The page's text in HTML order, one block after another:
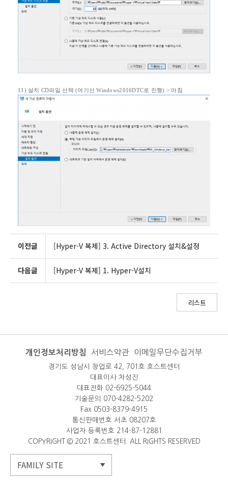
11)설치 CD파일 선택 (여기선 Windows2016DTC로 진행) > 마침
이전글 [Hyper-V 복제] 3. Active Directory 설치&설정
다음글 [Hyper-V 복제] 1. Hyper-V설치
리스트
개인정보처리방침 서비스약관 이메일무단수집거부
경기도 성남시 창업로 42, 701호 호스트센터
대표이사 차성진
대표전화 02-6925-5044
기술문의 070-4282-5202
Fax 0503-8379-4915
통신판매번호 서초 08207호
사업자 등록번호 214-87-12881
COPYRIGHT © 2021 호스트센터. ALL RIGHTS RESERVED
FAMILY SITE